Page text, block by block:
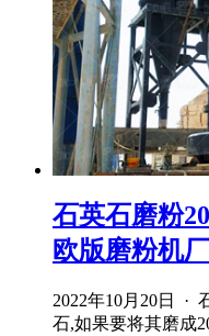
石英石磨粉
欧版磨粉机
2022年10月20日 ·
石,如果要将其磨成